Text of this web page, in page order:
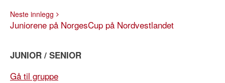
Neste innlegg
Juniorene på NorgesCup på Nordvestlandet
JUNIOR / SENIOR
Gå til gruppe